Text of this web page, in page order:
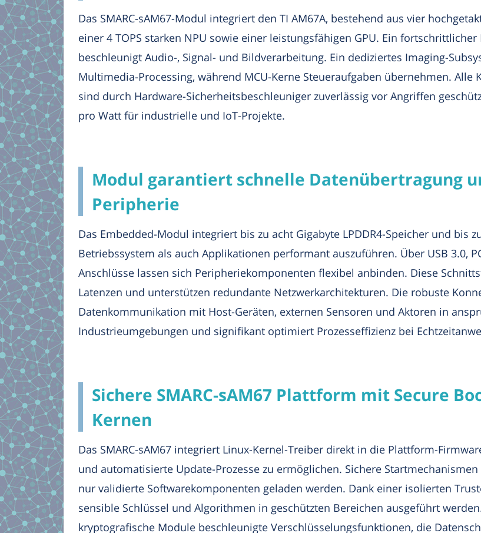
Das SMARC-sAM67-Modul integriert den TI AM67A, bestehend aus vier
einer 4 TOPS starken NPU sowie einer leistungsfähigen GPU. Ein
beschleunigt Audio-, Signal- und Bildverarbeitung. Ein dediziertes Imaging-
Multimedia-Processing, während MCU-Kerne Steueraufgaben übernehmen.
sind durch Hardware-Sicherheitsbeschleuniger zuverlässig vor Angriffen
pro Watt für industrielle und IoT-Projekte.
Modul garantiert schnelle Datenübertragung
Peripherie
Das Embedded-Modul integriert bis zu acht Gigabyte LPDDR4-Speicher und bis
Betriebssystem als auch Applikationen performant auszuführen. Über USB 3.0,
Anschlüsse lassen sich Peripheriekomponenten flexibel anbinden. Diese
Latenzen und unterstützen redundante Netzwerkarchitekturen. Die robuste
Datenkommunikation mit Host-Geräten, externen Sensoren und Aktoren in
Industrieumgebungen und signifikant optimiert Prozesseffizienz bei
Sichere SMARC-sAM67 Plattform mit Secure
Kernen
Das SMARC-sAM67 integriert Linux-Kernel-Treiber direkt in die Plattform-
und automatisierte Update-Prozesse zu ermöglichen. Sichere
nur validierte Softwarekomponenten geladen werden. Dank einer isolierten
sensible Schlüssel und Algorithmen in geschützten Bereichen ausgeführt
kryptografische Module beschleunigte Verschlüsselungsfunktionen, die